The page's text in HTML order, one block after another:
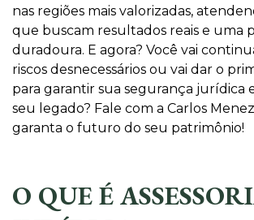
nas regiões mais valorizadas,
que buscam resultados reais e uma
duradoura. E agora? Você vai
riscos desnecessários ou vai dar o
para garantir sua segurança jurídica
seu legado? Fale com a Carlos
garanta o futuro do seu patrimônio!
O QUE É